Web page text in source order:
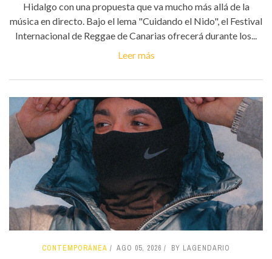
Hidalgo con una propuesta que va mucho más allá de la
música en directo. Bajo el lema "Cuidando el Nido", el Festival
Internacional de Reggae de Canarias ofrecerá durante los...
Leer más
CONTEMPORÁNEA AGO 05, 2026 BY LAGENDARIO